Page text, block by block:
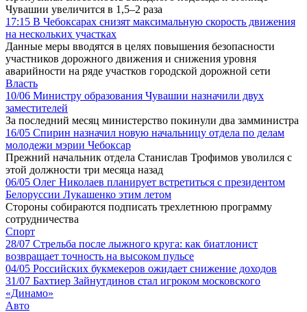
Чувашии увеличится в 1,5–2 раза
17:15 В Чебоксарах снизят максимальную скорость движения
на нескольких участках
Данные меры вводятся в целях повышения безопасности
участников дорожного движения и снижения уровня
аварийности на ряде участков городской дорожной сети
Власть
10/06 Министру образования Чувашии назначили двух
заместителей
За последний месяц министерство покинули два замминистра
16/05 Спирин назначил новую начальницу отдела по делам
молодежи мэрии Чебоксар
Прежний начальник отдела Станислав Трофимов уволился с
этой должности три месяца назад
06/05 Олег Николаев планирует встретиться с президентом
Белоруссии Лукашенко этим летом
Стороны собираются подписать трехлетнюю программу
сотрудничества
Спорт
28/07 Стрельба после лыжного круга: как биатлонист
возвращает точность на высоком пульсе
04/05 Российских букмекеров ожидает снижение доходов
31/07 Бахтиер Зайнутдинов стал игроком московского
«Динамо»
Авто